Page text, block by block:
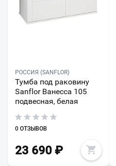
РОССИЯ (SANFLOR)
Тумба под раковину
Sanflor Ванесса 105
подвесная, белая
0 ОТЗЫВОВ
23 690 ₽